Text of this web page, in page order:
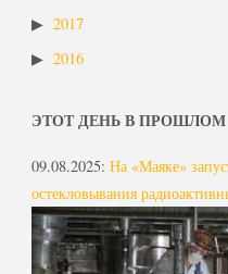
2017
2016
ЭТОТ ДЕНЬ В ПРОШЛОМ
09.08.2025: На «Маяке»
остекловывания